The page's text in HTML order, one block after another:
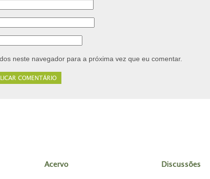
neste navegador para a próxima vez que eu comentar.
Acervo Discussões